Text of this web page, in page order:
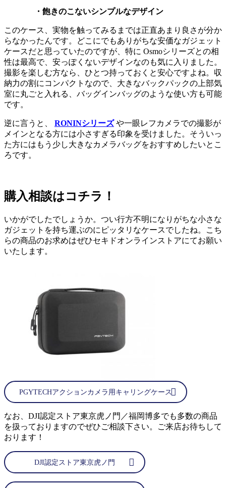
・飽きのこないシンプルなデザイン
このケース、実物を触ってみるまでは正直あまり良さが分か
らなかったんです。どこにでもありがちな安価なガジェット
ケースだと思っていたのですが、特に Osmoシリーズとの相
性は最高で、安っぽくないデザインなのも気に入りました。
撮影を楽しむ方なら、ひとつ持っておくと安心ですよね。収
納力の割にコンパクトなので、大きなバックパックの上部気
室に丸ごと入れる、バッグインバッグのような使い方も可能
です。
逆に言うと、 RONINシリーズや一眼レフカメラでの撮影が
メインとなる方には小さすぎる印象を受けました。そういっ
た方にはもう少し大きなカメラバッグをおすすめしたいとこ
ろです。
購入相談はコチラ！
いかがでしたでしょうか。つい行方不明になりがちな小さな
ガジェットを持ち運ぶのにピッタリなケースでしたね。こち
らの商品のお求めはぜひセキドオンラインストアにてお願い
いたします。
PGYTECHアクションカメラ用キャリングケース
なお、DJI認定ストア東京虎ノ門／福岡博多でも多数の商品
を扱っておりますのでぜひご相談下さい。ご来店お待ちして
おります！
DJI認定ストア東京虎ノ門